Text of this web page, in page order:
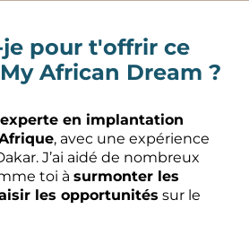
je pour t'offrir ce
African Dream ?
experte en implantation
, avec une expérience
J’ai aidé de nombreux
toi à surmonter les
les opportunités sur le